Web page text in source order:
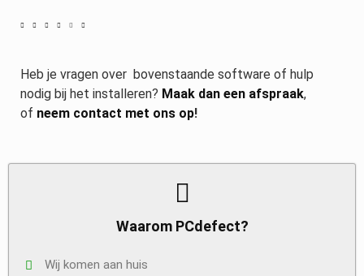
Heb je vragen over bovenstaande software of hulp
nodig bij het installeren? Maak dan een afspraak,
of neem contact met ons op!
Waarom PCdefect?
Wij komen aan huis